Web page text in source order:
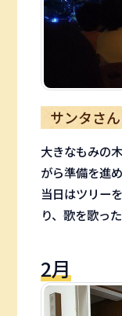
サンタさ
大きなもみの
がら準備を進め
当日はツリー
り、歌を歌っ
2月